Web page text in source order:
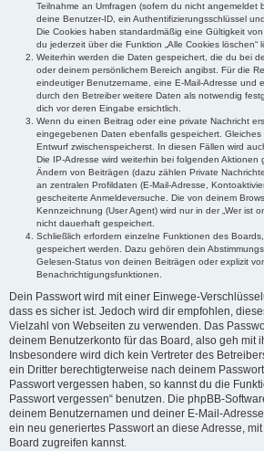
Teilnahme an Umfragen (sofern du nicht angemeldet
deine Benutzer-ID, ein Authentifizierungsschlüssel
Die Cookies haben standardmäßig eine Gültigkeit
du jederzeit über die Funktion „Alle Cookies löschen“
Weiterhin werden die Daten gespeichert, die du bei
oder deinem persönlichem Bereich angibst. Für die
eindeutiger Benutzername, eine E-Mail-Adresse und
durch den Betreiber weitere Daten als notwendig
dich vor deren Eingabe ersichtlich.
Wenn du einen Beitrag oder eine private Nachricht
eingegebenen Daten ebenfalls gespeichert.
Entwurf zwischenspeicherst. In diesen Fällen wird
Die IP-Adresse wird weiterhin bei folgenden Aktionen
Ändern von Beiträgen (dazu zählen Private
an zentralen Profildaten (E-Mail-Adresse,
gescheiterte Anmeldeversuche. Die von deinem
Kennzeichnung (User Agent) wird nur in der „Wer ist
nicht dauerhaft gespeichert.
Schließlich erfordern einzelne Funktionen des
gespeichert werden. Dazu gehören dein
Gelesen-Status von deinen Beiträgen oder explizit
Benachrichtigungsfunktionen.
Dein Passwort wird mit einer Einwege-
dass es sicher ist. Jedoch wird dir empfohlen,
Vielzahl von Webseiten zu verwenden. Das
deinem Benutzerkonto für das Board, also geh mit
Insbesondere wird dich kein Vertreter des
ein Dritter berechtigterweise nach deinem
Passwort vergessen haben, so kannst du die
Passwort vergessen“ benutzen. Die phpBB-
deinem Benutzernamen und deiner E-Mail-
ein neu generiertes Passwort an diese Adresse,
Board zugreifen kannst.